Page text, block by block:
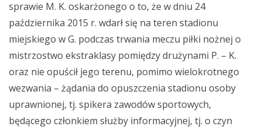
sprawie M. K. oskarżonego o to, że w dniu 24
października 2015 r. wdarł się na teren stadionu
miejskiego w G. podczas trwania meczu piłki nożnej o
mistrzostwo ekstraklasy pomiędzy drużynami P. – K.
oraz nie opuścił jego terenu, pomimo wielokrotnego
wezwania – żądania do opuszczenia stadionu osoby
uprawnionej, tj. spikera zawodów sportowych,
będącego członkiem służby informacyjnej, tj. o czyn